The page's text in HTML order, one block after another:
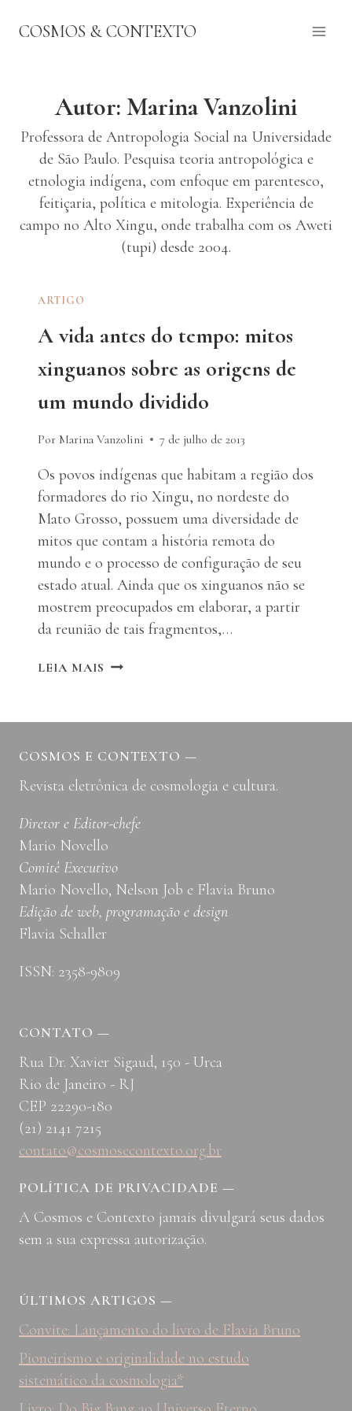
paraCOSMOS & CONTEXTO
Autor: Marina Vanzolini
Professora de Antropologia Social na Universidade
de São Paulo. Pesquisa teoria antropológica e
etnologia indígena, com enfoque em parentesco,
feitiçaria, política e mitologia. Experiência de
campo no Alto Xingu, onde trabalha com os Aweti
(tupi) desde 2004.
ARTIGO
A vida antes do tempo: mitos
xinguanos sobre as origens de
um mundo dividido
Por Marina Vanzolini 7 de julho de 2013
Os povos indígenas que habitam a região dos
formadores do rio Xingu, no nordeste do
Mato Grosso, possuem uma diversidade de
mitos que contam a história remota do
mundo e o processo de configuração de seu
estado atual. Ainda que os xinguanos não se
mostrem preocupados em elaborar, a partir
da reunião de tais fragmentos,…
LEIA MAIS A
MITOS
SOBRE
ORIGENS
UM
MUNDO
DIVIDIDO
COSMOS E CONTEXTO—
Revista eletrônica de cosmologia e cultura.
Diretor e Editor-chefe
Mario Novello
Comitê Executivo
Mario Novello, Nelson Job e Flavia Bruno
Edição de web, programação e design
Flavia Schaller
ISSN: 2358-9809
CONTATO —
Rua Dr. Xavier Sigaud, 150 - Urca
Rio de Janeiro - RJ
CEP 22290-180
(21) 2141 7215
contato@cosmosecontexto.org.br
POLÍTICA DE PRIVACIDADE—
A Cosmos e Contexto jamais divulgará seus dados
sem a sua expressa autorização.
ÚLTIMOS ARTIGOS—
Convite: Lançamento do livro de Flavia Bruno
Pioneirismo e originalidade no estudo
sistemático da cosmologia*